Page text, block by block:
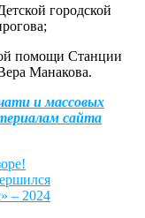
городской
помощи Станции
Манакова.
и массовых
сайта
– 2024